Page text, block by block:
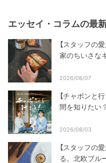
エッセイ・コラムの最
【スタッフの
家のちいさな
2026/08/07
【チャポンと
間を知りたい
2026/08/03
【スタッフの
る。北欧ブル